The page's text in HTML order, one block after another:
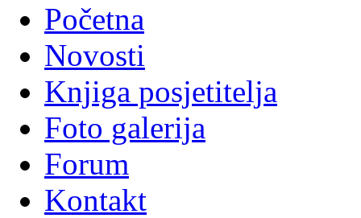
Početna
Novosti
Knjiga posjetitelja
Foto galerija
Forum
Kontakt